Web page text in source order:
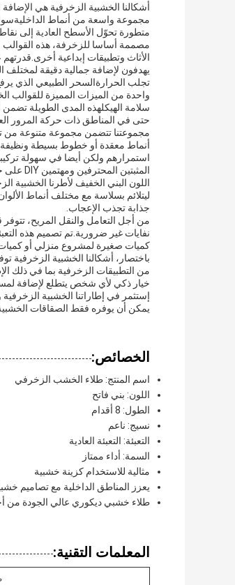
أشكالنا الخشبية الزخرفية هي
مجموعة واسعة من أنماط
متطورة تحوّل الأسطح العادية إلى نقاط
مصممة أساسا للزخرفة، هذه القوالب
الأثاث وتطبيقات إبداعية
يهدفون لإضافة جمالية دقيقة لمختلف
تجلب الحرارةالسحر الطبيعي الذي
واحدة من الميزات المميزة للقوالب
سلامة الهيكلهذه المدى الطويلة
حتى في المناطق ذات حركة المرور
مجموعتنا تتضمن مجموعة متنوعة من
أنماط معقدة أو خطوط بسيطة
استمرارهم ولكن أيضا في سهولة
المثبتين المحترفين ومهتمين DIY على حد سواء.
اللون البني الخفيف لأطرنا الخشبية
ليتلائم بسلاسة مع مختلف أنماط
جذابة تجذب الإعجاب.
من أجل التعامل والنقل المريح،
نفايات غير ضرورية.تم تصميم هذه
كميات صغيرة لمشروع منزلي أو كميات
باختصار، أشكالنا الخشبية الزخرفية
من التطبيقات الزخرفية بما في ذلك
خيار ذكي لأي شخص يتطلع لإضافة لمسة
إستثمر في إطاراتنا الخشبية
يمكن أن يوفره فقط الصقاقات الخشبية
الخصائص:
اسم المنتج: طلاء الخشب الزخرفي
اللون: بني فاتح
الطول: 8 أقدام
نسيج: ناعم
التعبئة: التعبئة العادية
السمة: أداء ممتاز
مثالية للاستخدام كزينة خشبية
يعزز المناطق الداخلية مع تصاميم
طلاء خشبي ديكوري عالي الجودة من
المعلمات التقنية: